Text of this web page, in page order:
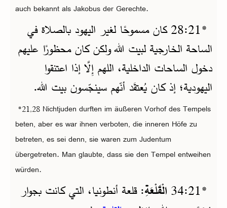
auch bekannt als Jakobus der Gerechte.
*
21‏:28 كان مسموحًا لغير اليهود بالصلاة في
الساحة الخارجية لبيت الله ولكن كان محظورًا عليهم
دخول الساحات الداخلية، اللهم إِلَّا إذا اعتنقوا
اليهودية؛ إذ كان يُعتقَد أنّهم سينجّسون بيت الله.
*21,28 Nichtjuden durften im äußeren Vorhof des Tempels
beten, aber es war ihnen verboten, die inneren Höfe zu
betreten, es sei denn, sie waren zum Judentum
übergetreten. Man glaubte, dass sie den Tempel entweihen
würden.
*
21‏:34 الْقَلْعَةِ: قلعة أنطونيا، التي كانت بجوار